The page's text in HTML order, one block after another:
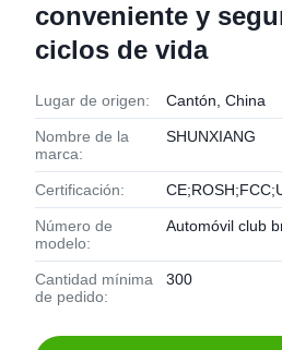
conveniente y
ciclos de vida
Lugar de origen: Cantón, China
Nombre de la
marca:
SHUNXIANG
Certificación:
Número de
modelo:
Automóvil club
Cantidad mínima
de pedido:
300